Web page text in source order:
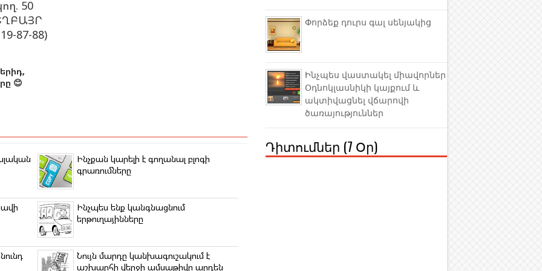
50
87-88)
😊
Ինչքան կարելի է գողանալ բլոգի
գրառումները
Ինչպես ենք կանգնացնում
երթուղայինները
Նույն մարդը կանխագուշակում է
աշխարհի վերջի ամսաթիվը արդեն
Փորձեք դուրս գալ սենյակից
Ինչպես վաստակել միավորներ
Օդնոկլասնիկի կայքում և
ակտիվացնել վճարովի
ծառայություններ
Դիտումներ (7 Օր)